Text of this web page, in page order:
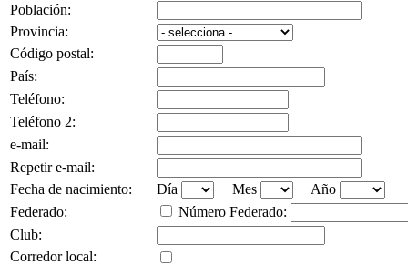
Población:
Provincia:
Código postal:
País:
Teléfono:
Teléfono 2:
e-mail:
Repetir e-mail:
Fecha de nacimiento:
Día Mes
Año
Federado:
Número Federado:
Club:
Corredor local: